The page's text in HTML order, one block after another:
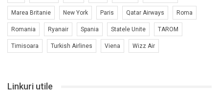
Marea Britanie New York Paris Qatar Airways Roma
Romania Ryanair Spania Statele Unite TAROM
Timisoara Turkish Airlines Viena Wizz Air
Linkuri utile